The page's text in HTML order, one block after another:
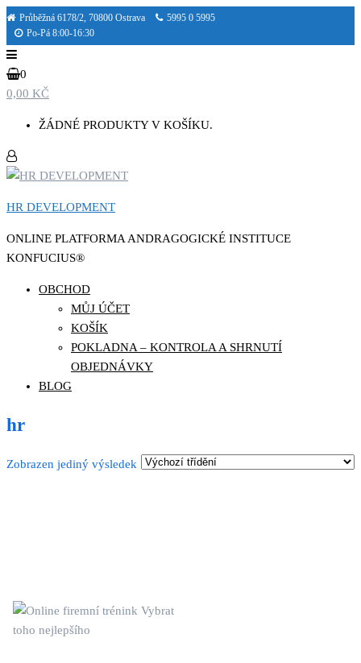
Přeskočit
na
obsah
Průběžná 6178/2, 70800 Ostrava
5995 0 5995
Po-Pá 8:00-16:30
0
0,00 KČ
ŽÁDNÉ PRODUKTY V KOŠÍKU.
HR DEVELOPMENT
ONLINE PLATFORMA ANDRAGOGICKÉ INSTITUCE
KONFUCIUS®
OBCHOD
MŮJ ÚČET
KOŠÍK
POKLADNA – KONTROLA A SHRNUTÍ
OBJEDNÁVKY
BLOG
hr
Zobrazen jediný výsledek